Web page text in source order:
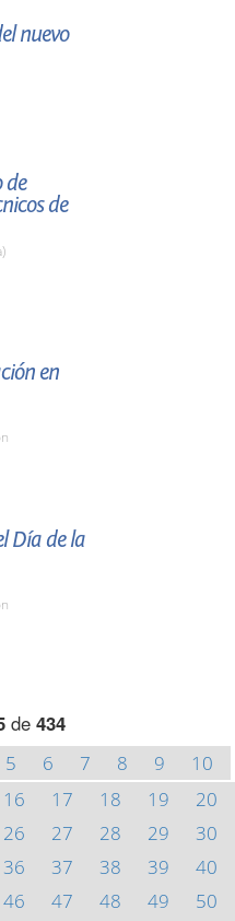
nuevo
de
de
en
Día de la
de 434
5 6 7 8 9
10
16 17 18 19
20
26 27 28 29
30
36 37 38 39
40
46 47 48 49
50